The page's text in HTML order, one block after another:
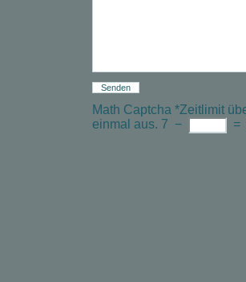
Math Captcha *Zeitlimit
einmal aus. 7 − =